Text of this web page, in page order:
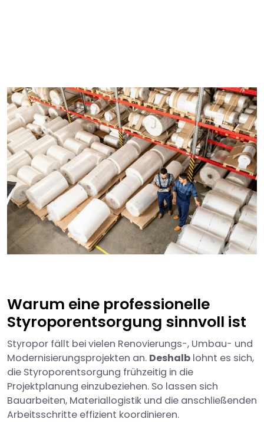
Warum eine professionelle
Styroporentsorgung sinnvoll ist
Styropor fällt bei vielen Renovierungs-, Umbau- und
Modernisierungsprojekten an. Deshalb lohnt es sich,
die Styroporentsorgung frühzeitig in die
Projektplanung einzubeziehen. So lassen sich
Bauarbeiten, Materiallogistik und die anschließenden
Arbeitsschritte effizient koordinieren.